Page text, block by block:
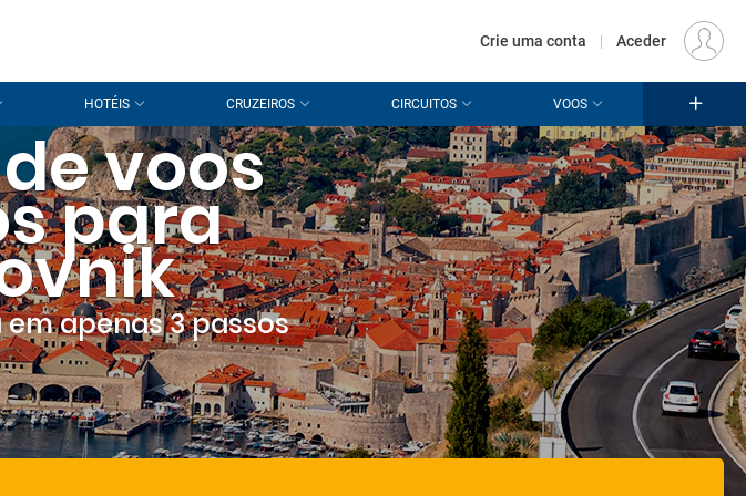
EUR
Crie uma conta | Aceder
HOTÉIS CRUZEIROS CIRCUITOS VOOS
voos
para
em apenas 3 passos